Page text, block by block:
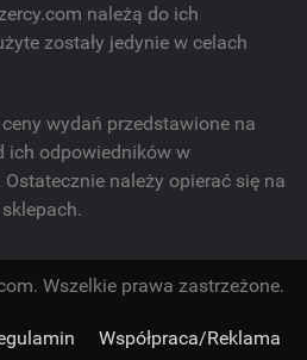
należą do ich
zostały jedynie w celach
wydań przedstawione na
ich odpowiedników w
należy opierać się na
Wszelkie prawa zastrzeżone.
Współpraca/Reklama